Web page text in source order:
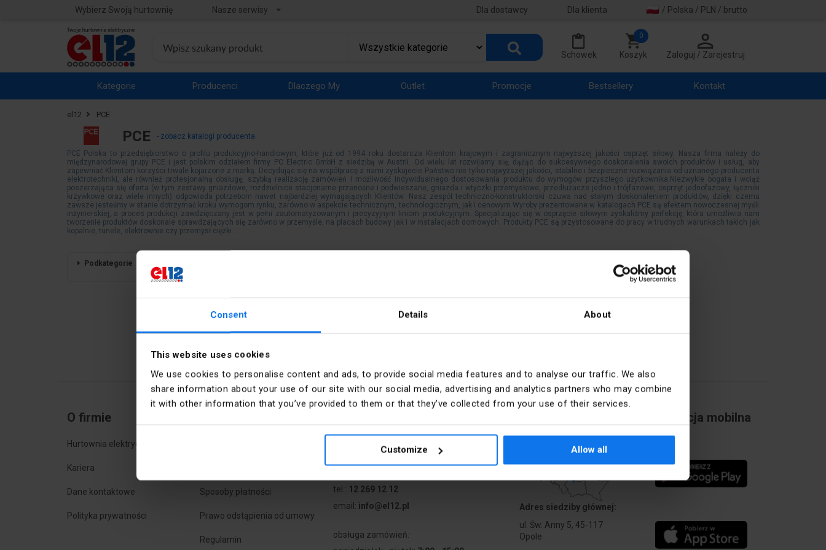
Consent Details About
This website uses cookies
We use cookies to personalise content and ads, to provide social media features and to analyse our traffic. We also
share information about your use of our site with our social media, advertising and analytics partners who may combine
it with other information that you’ve provided to them or that they’ve collected from your use of their services.
Customize Allow all
Wybierz Swoją hurtownię Nasze serwisy Dla dostawcy Dla klienta / Polska / PLN / brutto
Schowek Koszyk
0
Zaloguj / Zarejestruj
Kategorie Producenci Dlaczego My Outlet Promocje Bestsellery Kontakt
el12 PCE
PCE - zobacz katalogi producenta
PCE Polska to przedsiębiorstwo o profilu produkcyjno-handlowym, które już od 1994 roku dostarcza Klientom krajowym i zagranicznym najwyższej jakości osprzęt siłowy. Nasza firma należy do
międzynarodowej grupy PCE i jest polskim odziałem firmy PC Electric GmbH z siedzibą w Austrii. Od wielu lat rozwijamy się, dążąc do sukcesywnego doskonalenia swoich produktów i usług, aby
zapewniać Klientom korzyści trwale kojarzone z marką. Decydując się na współpracę z nami zyskujecie Państwo nie tylko najwyższej jakości, stabilne i bezpieczne rozwiązania od uznanego producenta
elektrotechniki, ale również profesjonalną obsługę, szybką realizację zamówień i możliwość indywidualnego dostosowania produktu do wymogów przyszłego użytkownika.Niezwykle bogata i wciąż
poszerzająca się oferta (w tym zestawy gniazdowe, rozdzielnice stacjonarne przenośne i podwieszane, gniazda i wtyczki przemysłowe, przedłużacze jedno i trójfazowe, osprzęt jednofazowy, łączniki
krzywkowe oraz wiele innych) odpowiada potrzebom nawet najbardziej wymagających Klientów. Nasz zespół techniczno-konstruktorski czuwa nad stałym doskonaleniem produktów, dzięki czemu
zawsze jesteśmy w stanie dotrzymać kroku wymogom rynku, zarówno w aspekcie technicznym, technologicznym, jak i cenowym.Wyroby prezentowane w katalogach PCE są efektem nowoczesnej myśli
inżynierskiej, a proces produkcji zawdzięczany jest w pełni zautomatyzowanym i precyzyjnym liniom produkcyjnym. Specjalizując się w osprzęcie siłowym zyskaliśmy perfekcję, która umożliwia nam
tworzenie produktów doskonale sprawdzających się zarówno w przemyśle, na placach budowy jak i w instalacjach domowych. Produkty PCE są przystosowane do pracy w trudnych warunkach takich jak
kopalnie, tunele, elektrownie czy przemysł ciężki.
Podkategorie
O firmie
Hurtownia elektryczna
Kariera
Dane kontaktowe
Polityka prywatności
Sposoby płatności
Prawo odstąpienia od umowy
Regulamin
poniedziałek - piątek:
tel.: 12 269 12 12
email: info@el12.pl
obsługa zamówień:
Adres siedziby głównej:
ul. Św. Anny 5, 45-117
Opole
Aplikacja mobilna